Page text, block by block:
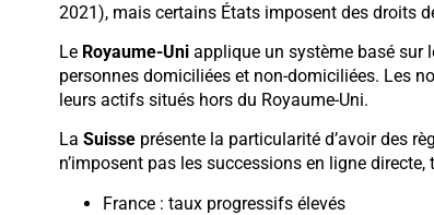
2021), mais certains États imposent des droits
Le Royaume-Uniapplique un système basé sur
personnes domiciliées et non-domiciliées. Les
leurs actifs situés hors du Royaume-Uni.
La Suisseprésente la particularité d’avoir des
n’imposent pas les successions en ligne
France : taux progressifs élevés